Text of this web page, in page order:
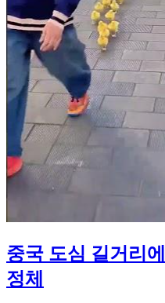
중국 도심 길거리
정체